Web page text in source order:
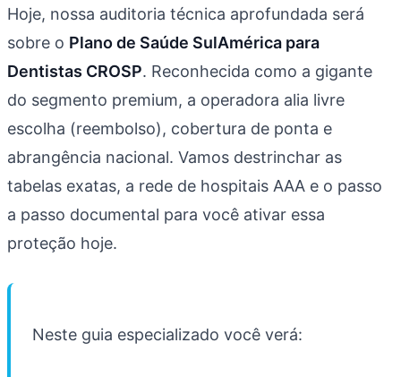
Hoje, nossa auditoria técnica aprofundada será
sobre o Plano de Saúde SulAmérica para
Dentistas CROSP. Reconhecida como a gigante
do segmento premium, a operadora alia livre
escolha (reembolso), cobertura de ponta e
abrangência nacional. Vamos destrinchar as
tabelas exatas, a rede de hospitais AAA e o passo
a passo documental para você ativar essa
proteção hoje.
Neste guia especializado você verá: